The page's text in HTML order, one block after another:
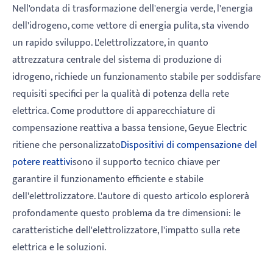
Nell'ondata di trasformazione dell'energia verde, l'energia
dell'idrogeno, come vettore di energia pulita, sta vivendo
un rapido sviluppo. L'elettrolizzatore, in quanto
attrezzatura centrale del sistema di produzione di
idrogeno, richiede un funzionamento stabile per soddisfare
requisiti specifici per la qualità di potenza della rete
elettrica. Come produttore di apparecchiature di
compensazione reattiva a bassa tensione, Geyue Electric
ritiene che personalizzatoDispositivi di compensazione del
potere reattivisono il supporto tecnico chiave per
garantire il funzionamento efficiente e stabile
dell'elettrolizzatore. L'autore di questo articolo esplorerà
profondamente questo problema da tre dimensioni: le
caratteristiche dell'elettrolizzatore, l'impatto sulla rete
elettrica e le soluzioni.